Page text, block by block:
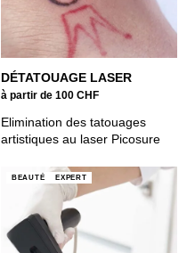
DÉTATOUAGE LASER
à partir de 100 CHF
Elimination des tatouages
artistiques au laser Picosure
BEAUTÉ EXPERT